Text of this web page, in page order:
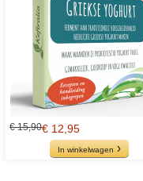
€ 15,90€ 12,95
In winkelwagen